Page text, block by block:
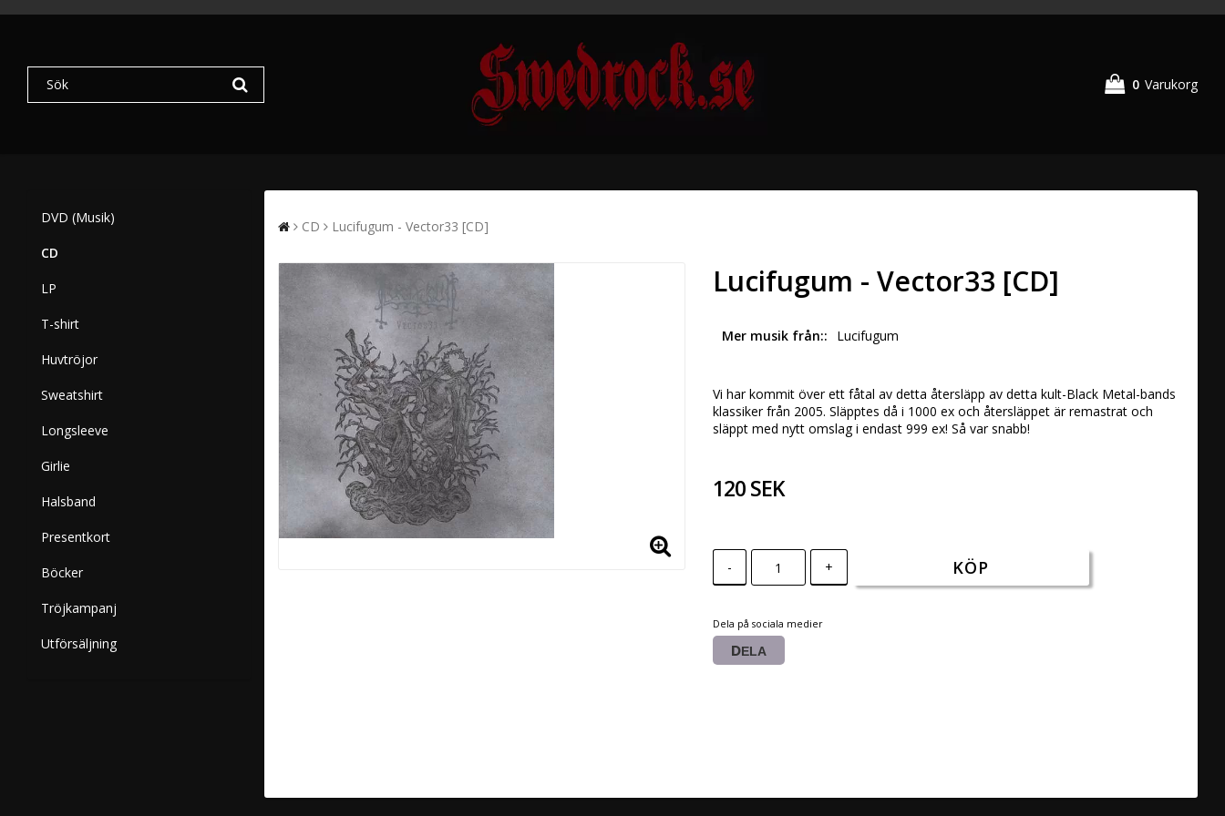
0 Varukorg
DVD (Musik)
CD
LP
T-shirt
Huvtröjor
Sweatshirt
Longsleeve
Girlie
Halsband
Presentkort
Böcker
Tröjkampanj
Utförsäljning
CD Lucifugum - Vector33 [CD]
Lucifugum - Vector33 [CD]
Mer musik från: Lucifugum
Vi har kommit över ett fåtal av detta återsläpp av detta kult-Black Metal-bands
klassiker från 2005. Släpptes då i 1000 ex och återsläppet är remastrat och
släppt med nytt omslag i endast 999 ex! Så var snabb!
120 SEK
- + KÖP
Dela på sociala medier
DELA